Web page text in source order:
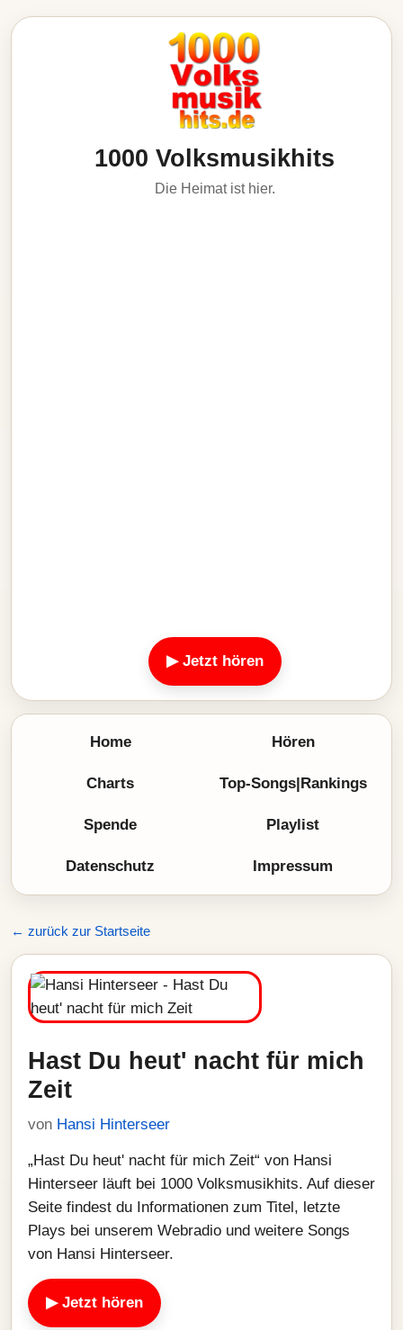
1000 Volksmusikhits
Die Heimat ist hier.
▶ Jetzt hören
Home Hören
Charts Top-Songs|Rankings
Spende Playlist
Datenschutz Impressum
← zurück zur Startseite
Hast Du heut' nacht für mich
Zeit
von Hansi Hinterseer
„Hast Du heut' nacht für mich Zeit“ von Hansi
Hinterseer läuft bei 1000 Volksmusikhits. Auf dieser
Seite findest du Informationen zum Titel, letzte
Plays bei unserem Webradio und weitere Songs
von Hansi Hinterseer.
▶ Jetzt hören